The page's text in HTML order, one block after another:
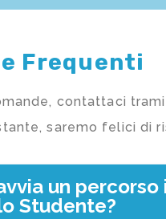
Frequenti
contattaci
saremo felici di
un percorso
Studente?